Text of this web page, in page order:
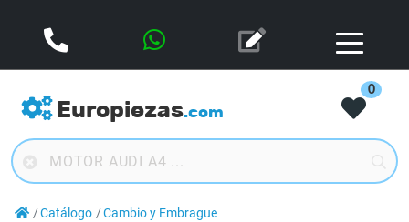
Europiezas.com
0
Catálogo
Cambio y Embrague